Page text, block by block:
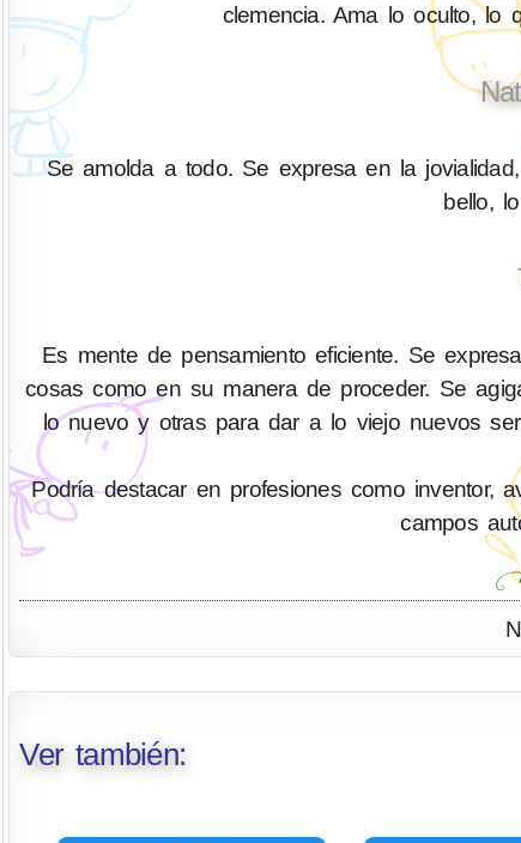
clemencia. Ama lo oculto, lo
Se amolda a todo. Se expresa en la
bello,
Es mente de pensamiento eficiente. Se
cosas como en su manera de proceder. Se
lo nuevo y otras para dar a lo viejo nuevos
Podría destacar en profesiones como inventor,
campos
Ver también: